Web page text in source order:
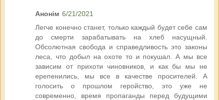
Анонім 6/21/2021
Легче конечно станет, только каждый будет себе сам
до смерти зарабатывать на хлеб насущный.
Обсолютная свобода и справедливость это законы
леса, что добыл на охоте то и покушал. А мы все
зависим от прихоти чиновников, и как бы мы не
ерепенились, мы все в качестве просителей. А
голосить о прошлом геройство, это уже не
современно, время пропаганды перед будущими